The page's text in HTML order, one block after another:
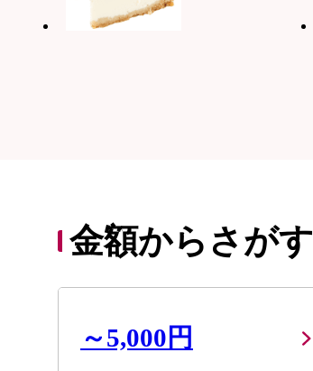
金額からさがす
～5,000円